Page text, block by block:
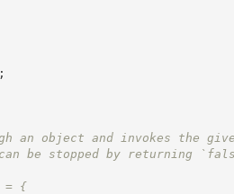
;
object and invokes the
stopped by returning
{